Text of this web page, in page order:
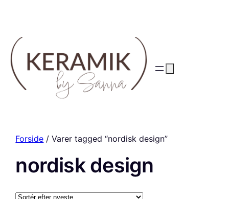
Forside / Varer tagged “nordisk design”
nordisk design